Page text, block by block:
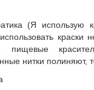
(Я использую
краски
нитки полиняют,